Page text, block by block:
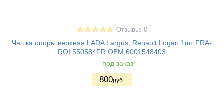
Отзывы: 0
Чашка опоры верхняя LADA Largus, Renault Logan 1шт FRA-
ROI 550584FR OEM 6001548403
под заказ
800руб.